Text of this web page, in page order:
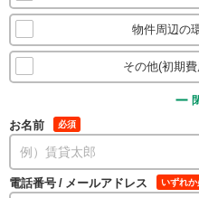
物件周辺の
その他(初期
お名前 必須
電話番号 / メールアドレス いずれか